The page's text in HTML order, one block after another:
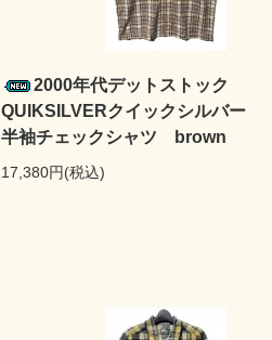
2000年代デットストック
QUIKSILVERクイックシルバー
半袖チェックシャツ brown
17,380円(税込)